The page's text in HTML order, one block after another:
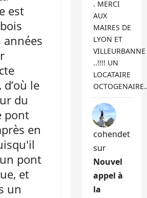
est
années
le
du
pont
en
pont
et
un
. MERCI
AUX
MAIRES DE
LYON ET
VILLEURBANNE
..!!!! UN
LOCATAIRE
cohendet
sur
Nouvel
appel à
la